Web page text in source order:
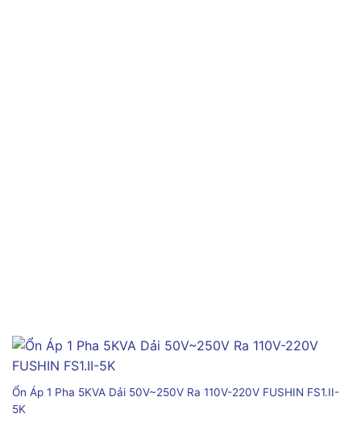
Ổn Áp 1 Pha 5KVA Dải 50V~250V Ra 110V-220V FUSHIN FS1.II-
5K